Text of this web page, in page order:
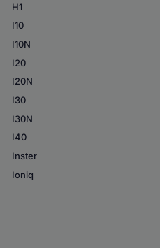
H1
I10
I10N
I20
I20N
I30
I30N
I40
Inster
Ioniq